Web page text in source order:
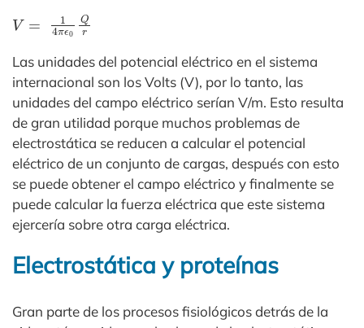
V= π 0Q
Las unidades del potencial eléctrico en el sistema
internacional son los Volts (V), por lo tanto, las
unidades del campo eléctrico serían V/m. Esto resulta
de gran utilidad porque muchos problemas de
electrostática se reducen a calcular el potencial
eléctrico de un conjunto de cargas, después con esto
se puede obtener el campo eléctrico y finalmente se
puede calcular la fuerza eléctrica que este sistema
ejercería sobre otra carga eléctrica.
Electrostática y proteínas
Gran parte de los procesos fisiológicos detrás de la